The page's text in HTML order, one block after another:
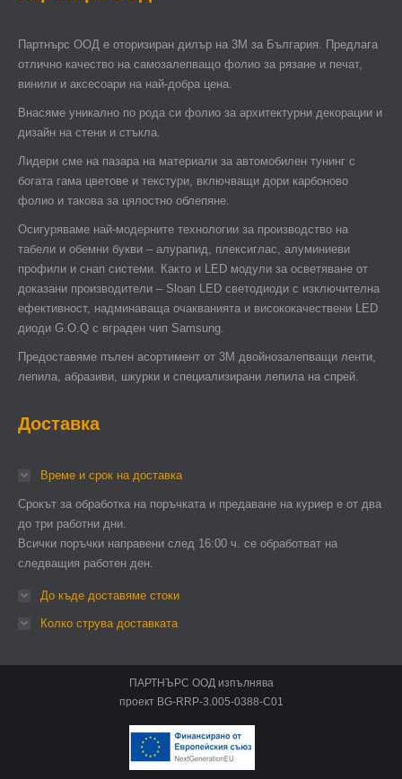
Партнърс ООД e оторизиран дилър на 3М за България. Предлага
отлично качество на самозалепващо фолио за рязане и печат,
винили и аксесоари на най-добра цена.
Внасяме уникално по рода си фолио за архитектурни декорации и
дизайн на стени и стъкла.
Лидери сме на пазара на материали за автомобилен тунинг с
богата гама цветове и текстури, включващи дори карбоново
фолио и такова за цялостно облепяне.
Осигуряваме най-модерните технологии за производство на
табели и обемни букви – алурапид, плексиглас, алуминиеви
профили и снап системи. Както и LED модули за осветяване от
доказани производители – Sloan LED светодиоди с изключителна
ефективност, надминаваща очакванията и висококачествени LED
диоди G.O.Q с вграден чип Samsung.
Предоставяме пълен асортимент от 3М двойнозалепващи ленти,
лепила, абразиви, шкурки и специализирани лепила на спрей.
Доставка
Време и срок на доставка
Срокът за обработка на поръчката и предаване на куриер е от два
до три работни дни.
Всички поръчки направени след 16:00 ч. се обработват на
следващия работен ден.
До къде доставяме стоки
Колко струва доставката
ПАРТНЪРС ООД изпълнява
проект BG-RRP-3.005-0388-C01